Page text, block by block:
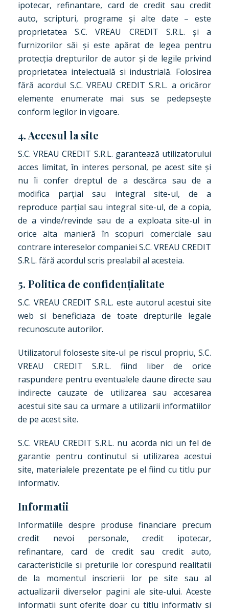
ipotecar, refinantare, card de credit sau credit
auto, scripturi, programe și alte date – este
proprietatea S.C. VREAU CREDIT S.R.L. și a
furnizorilor săi și este apărat de legea pentru
protecția drepturilor de autor și de legile privind
proprietatea intelectuală si industrială. Folosirea
fără acordul S.C. VREAU CREDIT S.R.L. a oricăror
elemente enumerate mai sus se pedepsește
conform legilor in vigoare.
4. Accesul la site
S.C. VREAU CREDIT S.R.L. garantează utilizatorului
acces limitat, în interes personal, pe acest site și
nu îi confer dreptul de a descărca sau de a
modifica parțial sau integral site-ul, de a
reproduce parțial sau integral site-ul, de a copia,
de a vinde/revinde sau de a exploata site-ul in
orice alta manieră în scopuri comerciale sau
contrare intereselor companiei S.C. VREAU CREDIT
S.R.L. fără acordul scris prealabil al acesteia.
5. Politica de confidențialitate
S.C. VREAU CREDIT S.R.L. este autorul acestui site
web si beneficiaza de toate drepturile legale
recunoscute autorilor.
Utilizatorul foloseste site-ul pe riscul propriu, S.C.
VREAU CREDIT S.R.L. fiind liber de orice
raspundere pentru eventualele daune directe sau
indirecte cauzate de utilizarea sau accesarea
acestui site sau ca urmare a utilizarii informatiilor
de pe acest site.
S.C. VREAU CREDIT S.R.L. nu acorda nici un fel de
garantie pentru continutul si utilizarea acestui
site, materialele prezentate pe el fiind cu titlu pur
informativ.
Informatii
Informatiile despre produse financiare precum
credit nevoi personale, credit ipotecar,
refinantare, card de credit sau credit auto,
caracteristicile si preturile lor corespund realitatii
de la momentul inscrierii lor pe site sau al
actualizarii diverselor pagini ale site-ului. Aceste
informatii sunt oferite doar cu titlu informativ si